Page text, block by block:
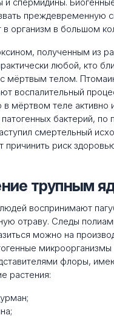
и спермидины.
преждевременную
в организм в большом
полученным из
любой, кто
с мёртвым телом.
воспалительный
мёртвом теле активно
бактерий, по
смертельный
причинить риск
трупным
воспринимают
отраву. Следы
можно на
флоры,
растения: